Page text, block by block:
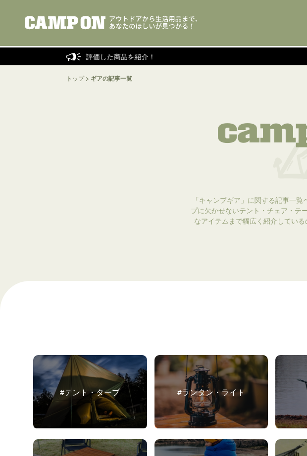
フがリアルに評価した商品を紹介！
トップ> ギアの記事一覧
「キャンプギア」に関する記事一
プに欠かせないテント・チェア・テ
なアイテムまで幅広く紹介してい
#テント・タープ #ランタン・ライト